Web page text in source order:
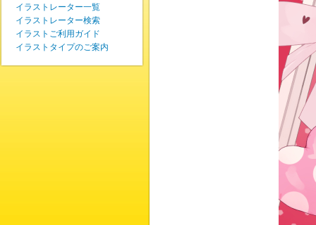
イラストレーター一覧
イラストレーター検索
イラストご利用ガイド
イラストタイプのご案内